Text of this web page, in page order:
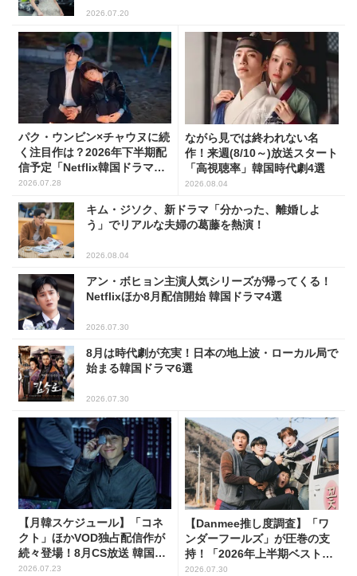
2026.07.20
パク・ウンビン×チャウヌに続
く注目作は？2026年下半期配
信予定「Netflix韓国ドラマ」8
選
2026.07.28
ながら見では終われない名
作！来週(8/10～)放送スタート
「高視聴率」韓国時代劇4選
2026.08.04
キム・ジソク、新ドラマ「分かった、離婚しよ
う」でリアルな夫婦の葛藤を熱演！
2026.08.04
アン・ボヒョン主演人気シリーズが帰ってくる！
Netflixほか8月配信開始 韓国ドラマ4選
2026.07.30
8月は時代劇が充実！日本の地上波・ローカル局で
始まる韓国ドラマ6選
2026.07.30
【月韓スケジュール】「コネ
クト」ほかVOD独占配信作が
続々登場！8月CS放送 韓国ド
ラマ(全66選)
2026.07.23
【Danmee推し度調査】「ワ
ンダーフールズ」が圧巻の支
持！「2026年上半期ベスト・
オブ・韓国ドラマ」1位に輝く
2026.07.30